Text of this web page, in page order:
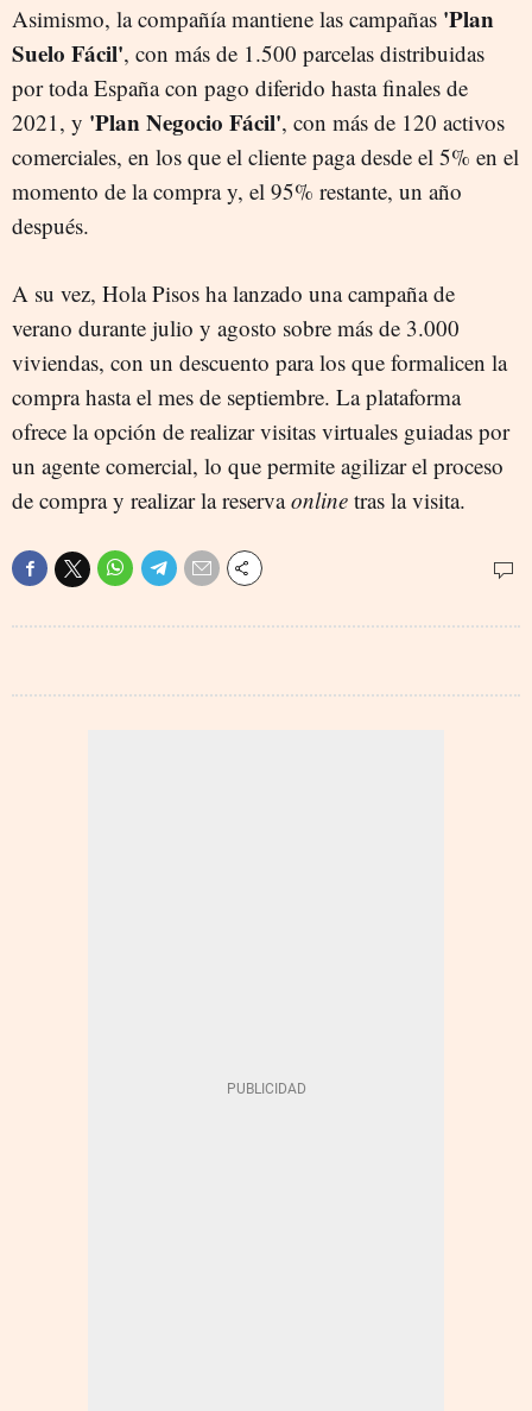
Asimismo, la compañía mantiene las campañas 'Plan
Suelo Fácil', con más de 1.500 parcelas distribuidas
por toda España con pago diferido hasta finales de
2021, y 'Plan Negocio Fácil', con más de 120 activos
comerciales, en los que el cliente paga desde el 5% en el
momento de la compra y, el 95% restante, un año
después.
A su vez, Hola Pisos ha lanzado una campaña de
verano durante julio y agosto sobre más de 3.000
viviendas, con un descuento para los que formalicen la
compra hasta el mes de septiembre. La plataforma
ofrece la opción de realizar visitas virtuales guiadas por
un agente comercial, lo que permite agilizar el proceso
de compra y realizar la reservaonline tras la visita.